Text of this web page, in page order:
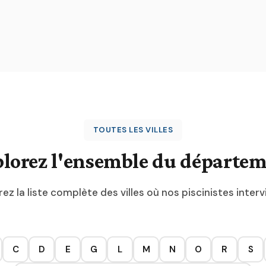
TOUTES LES VILLES
l'ensemble du
la liste complète des villes où nos piscinistes
C D E G L M N O R S